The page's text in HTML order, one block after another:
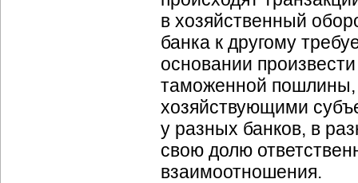
в хозяйственный
банка к другому
основании
таможенной
хозяйствующими
у разных банков, в
свою долю
взаимоотношения.